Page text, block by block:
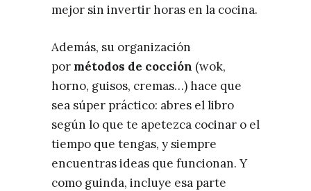
mejor sin invertir horas en la cocina.
Además, su organización
por métodos de cocción (wok,
horno, guisos, cremas…) hace que
sea súper práctico: abres el libro
según lo que te apetezca cocinar o el
tiempo que tengas, y siempre
encuentras ideas que funcionan. Y
como guinda, incluye esa parte